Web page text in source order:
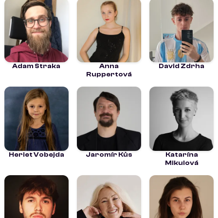
Adam Straka
Anna
Ruppertová
David Zdrha
Heriet Vobejda Jaromír Kůs
Katarína
Mikulová